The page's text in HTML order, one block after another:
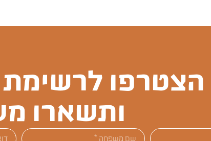
הצטרפו
ותשארו